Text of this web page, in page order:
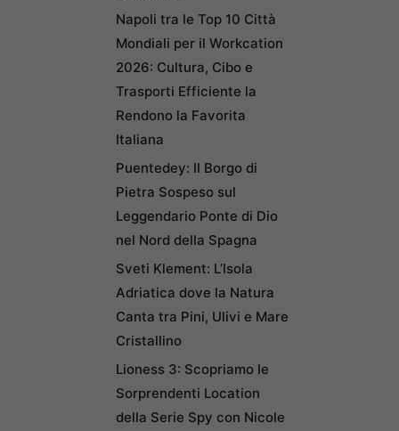
Napoli tra le Top 10 Città
Mondiali per il Workcation
2026: Cultura, Cibo e
Trasporti Efficiente la
Rendono la Favorita
Italiana
Puentedey: Il Borgo di
Pietra Sospeso sul
Leggendario Ponte di Dio
nel Nord della Spagna
Sveti Klement: L’Isola
Adriatica dove la Natura
Canta tra Pini, Ulivi e Mare
Cristallino
Lioness 3: Scopriamo le
Sorprendenti Location
della Serie Spy con Nicole